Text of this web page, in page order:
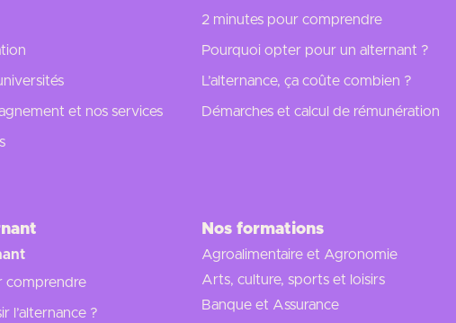
et nos services
2 minutes pour comprendre
Pourquoi opter pour un alternant ?
L’alternance, ça coûte combien ?
Démarches et calcul de rémunération
comprendre
l’alternance ?
Nos formations
Agroalimentaire et Agronomie
Arts, culture, sports et loisirs
Banque et Assurance